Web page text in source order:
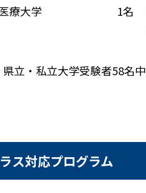
療大学
1名
立・私立大学受験者58名中
ス対応プログラム